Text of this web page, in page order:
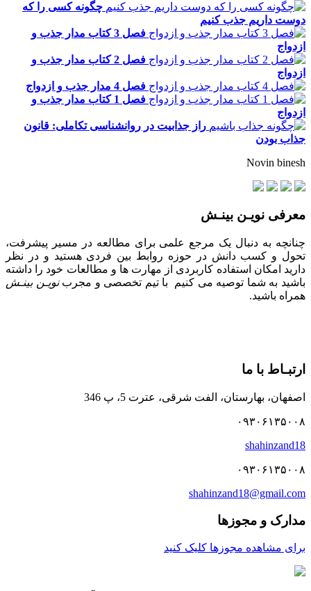
چگونه کسی را که
دوست داریم جذب کنیم
فصل 3 کتاب مدار جذب و
ازدواج
فصل 2 کتاب مدار جذب و
ازدواج
فصل 4 مدار جذب و ازدواج
فصل 1 کتاب مدار جذب و
ازدواج
راز جذابیت در روانشناسی تکاملی: قانون
جذاب بودن
Novin binesh
معرفی نویـن بینـش
چنانچه به دنبال یک مرجع علمی برای مطالعه در مسیر پیشرفت،
تحول و کسب دانش در حوزه روابط بین فردی هستید و در نظر
دارید امکان استفاده کاربردی از مهارت ها و مطالعات خود را داشته
باشید به شما توصیه می کنیم با تیم تخصصی و مجربنویـن بینـش
همراه باشید.
ارتبـاط با ما
اصفهان، بهارستان، الفت شرقی، عترت 5، پ 346
۰۹۳۰۶۱۳۵۰۰۸
shahinzand18
۰۹۳۰۶۱۳۵۰۰۸
shahinzand18@gmail.com
مدارک و مجوزها
برای مشاهده مجوزها کلیک کنید